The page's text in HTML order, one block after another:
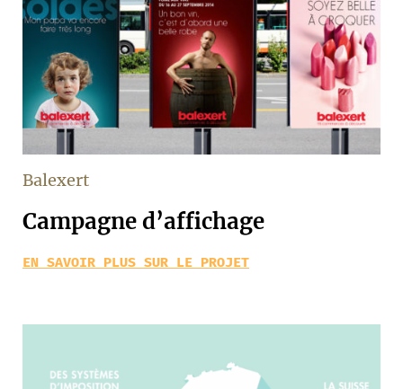
Balexert
Campagne d’affichage
EN SAVOIR PLUS SUR LE PROJET